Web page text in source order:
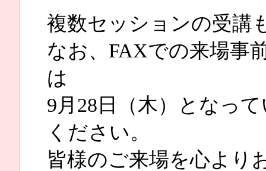
複数セッションの受講
なお、FAXでの来場事
は
9月28日（木）となっ
ください。
皆様のご来場を心より